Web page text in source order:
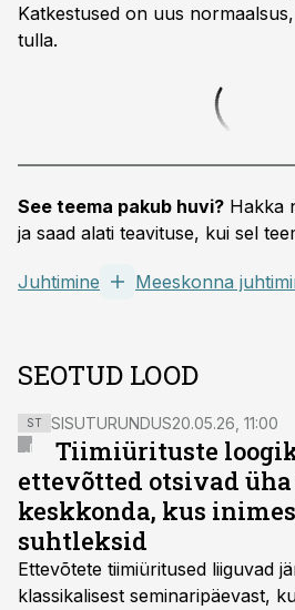
Katkestused on uus
tulla.
See teema pakub huvi? Hakka
ja saad alati teavituse, kui sel
Juhtimine Meeskonna
SEOTUD LOOD
ST SISUTURUNDUS20.05.26, 11:00
Tiimiürituste
ettevõtted otsivad
keskkonda, kus
suhtleksid
Ettevõtete tiimiüritused liiguvad
klassikalisest seminaripäevast,